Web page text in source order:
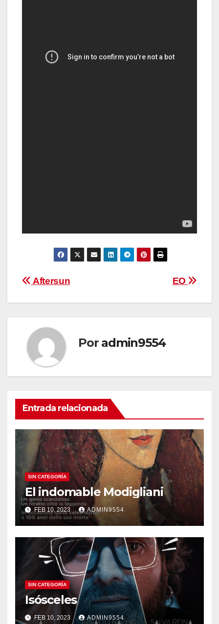
Navegación
de
entradas
EO
Aftersun
Por admin9554
Entrada relacionada
SIN CATEGORÍA
El indomable Modigliani
FEB 10, 2023 ADMIN9554
SIN CATEGORÍA
Isósceles
FEB 10, 2023 ADMIN9554